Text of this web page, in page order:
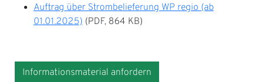
Auftrag über Strombelieferung WP regio (ab
01.01.2025)(PDF, 864 KB)
Informationsmaterial anfordern